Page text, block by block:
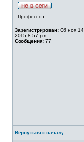
Профессор
Зарегистрирован: Сб ноя 14,
2015 8:57 pm
Сообщения: 77
Вернуться к началу